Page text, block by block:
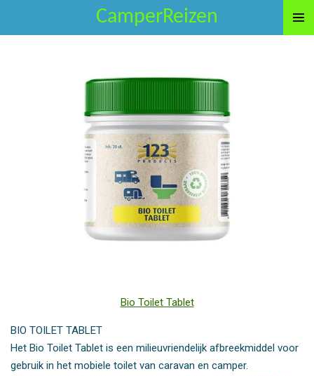
direct
CamperReizen
Bio Toilet Tablet
BIO TOILET TABLET
Het Bio Toilet Tablet is een milieuvriendelijk afbreekmiddel voor
gebruik in het mobiele toilet van caravan en camper.